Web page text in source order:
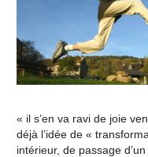
« il s’en va ravi de joie
déjà l’idée de «
intérieur, de passage